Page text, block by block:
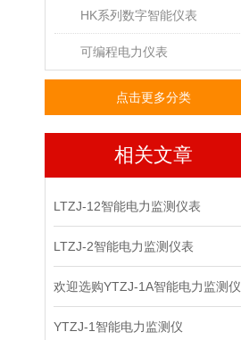
HK系列数字智能仪表
可编程电力仪表
点击更多分类
相关文章
LTZJ-12智能电力监测仪表
LTZJ-2智能电力监测仪表
欢迎选购YTZJ-1A智能电力监测仪
YTZJ-1智能电力监测仪